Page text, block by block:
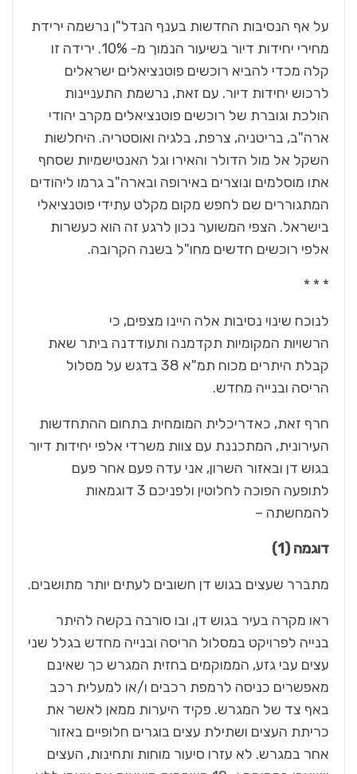
על אף הנסיבות החדשות בענף הנדל"ן נרשמה ירידת
מחירי יחידות דיור בשיעור הנמוך מ- 10%. ירידה זו
קלה מכדי להביא רוכשים פוטנציאלים ישראלים
לרכוש יחידות דיור. עם זאת, נרשמת התעניינות
הולכת וגוברת של רוכשים פוטנציאלים מקרב יהודי
ארה"ב, בריטניה, צרפת, בלגיה ואוסטריה. היחלשות
השקל אל מול הדולר והאירו וגל האנטישמיות שסחף
אתו מוסלמים ונוצרים באירופה ובארה"ב גרמו ליהודים
המתגוררים שם לחפש מקום מקלט עתידי פוטנציאלי
בישראל. הצפי המשוער נכון לרגע זה הוא כעשרות
אלפי רוכשים חדשים מחו"ל בשנה הקרובה.
* * *
לנוכח שינוי נסיבות אלה היינו מצפים, כי
הרשויות המקומיות תקדמנה ותעודדנה ביתר שאת
קבלת היתרים מכוח תמ"א 38 בדגש על מסלול
הריסה ובנייה מחדש.
חרף זאת, כאדריכלית המומחית בתחום ההתחדשות
העירונית, המתכננת עם צוות משרדי אלפי יחידות דיור
בגוש דן ובאזור השרון, אני עדה פעם אחר פעם
לתופעה הפוכה לחלוטין ולפניכם 3 דוגמאות
להמחשתה –
דוגמה (1)
מתברר שעצים בגוש דן חשובים לעתים יותר מתושבים.
ראו מקרה בעיר בגוש דן, ובו סורבה בקשה להיתר
בנייה לפרויקט במסלול הריסה ובנייה מחדש בגלל שני
עצים עבי גזע, הממוקמים בחזית המגרש כך שאינם
מאפשרים כניסה לרמפת רכבים ו/או למעלית רכב
באף צד של המגרש. פקיד היערות ממאן לאשר את
כריתת העצים ושתילת עצים בוגרים חלופיים באזור
אחר במגרש. לא עזרו סיעור מוחות ותחינות, העצים